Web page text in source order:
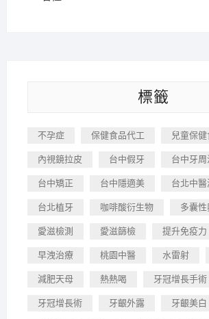
標籤
不孕症 保健食品代工 兒童保健
內視鏡拉皮 台中假牙 台中牙周
台中矯正 台中隱適美 台北中醫
台北植牙 咖啡酸衍生物 多囊
愛滋檢測 愛滋篩檢 提升免疫力
早洩治療 桃園中醫 水雷射
減肥天母 熱熱喝 牙冠增長手術
牙冠增長術 牙齦外露 牙齦美白